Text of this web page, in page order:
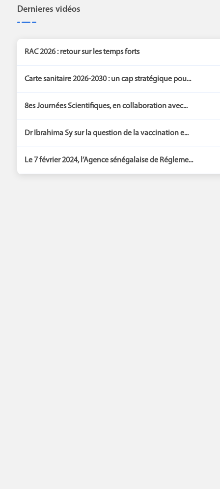
Dernieres vidéos
RAC 2026 : retour sur les temps forts
Carte sanitaire 2026-2030 : un cap stratégique pou...
8es Journées Scientifiques, en collaboration avec...
Dr Ibrahima Sy sur la question de la vaccination e...
Le 7 février 2024, l’Agence sénégalaise de Régleme...